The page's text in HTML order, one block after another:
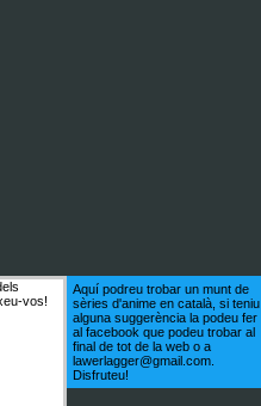
vos!
Aquí podreu trobar un munt de
sèries d'anime en català, si teniu
alguna suggerència la podeu fer
al facebook que podeu trobar al
final de tot de la web o a
lawerlagger@gmail.com.
Disfruteu!